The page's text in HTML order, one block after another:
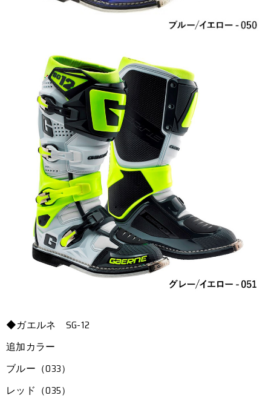
◆ガエルネ SG-12
追加カラー
ブルー（033）
レッド（035）